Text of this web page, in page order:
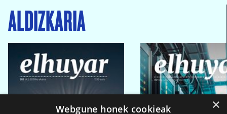
ALDIZKARIA
×
Webgune honek cookieak